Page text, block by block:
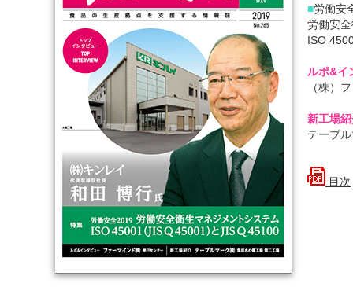
■労働安
労働安
ISO
ルポ&イ
（株）
新工場
テーブ
目次